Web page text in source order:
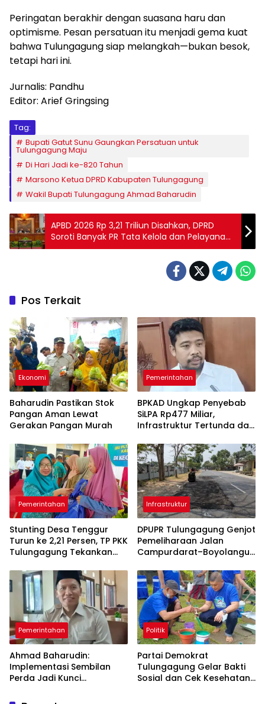
Peringatan berakhir dengan suasana haru dan
optimisme. Pesan persatuan itu menjadi gema kuat
bahwa Tulungagung siap melangkah—bukan besok,
tetapi hari ini.
Jurnalis: Pandhu
Editor: Arief Gringsing
Tag:
Bupati Gatut Sunu Gaungkan Persatuan untuk
Tulungagung Maju
Di Hari Jadi ke-820 Tahun
Marsono Ketua DPRD Kabupaten Tulungagung
Wakil Bupati Tulungagung Ahmad Baharudin
APBD 2026 Rp 3,21 Triliun Disahkan, DPRD
Soroti Banyak PR Tata Kelola dan Pelayanan
Publik di Tulungagung
Pos Terkait
Ekonomi
Baharudin Pastikan Stok
Pangan Aman Lewat
Gerakan Pangan Murah
Pemerintahan
BPKAD Ungkap Penyebab
SiLPA Rp477 Miliar,
Infrastruktur Tertunda dan
Pemerintahan
Stunting Desa Tenggur
Turun ke 2,21 Persen, TP PKK
Tulungagung Tekankan
Berkelanjutan
Infrastruktur
DPUPR Tulungagung Genjot
Pemeliharaan Jalan
Campurdarat–Boyolangu,
Diperbaiki
Pemerintahan
Ahmad Baharudin:
Implementasi Sembilan
Perda Jadi Kunci
Pembangunan
Politik
Partai Demokrat
Tulungagung Gelar Bakti
Sosial dan Cek Kesehatan